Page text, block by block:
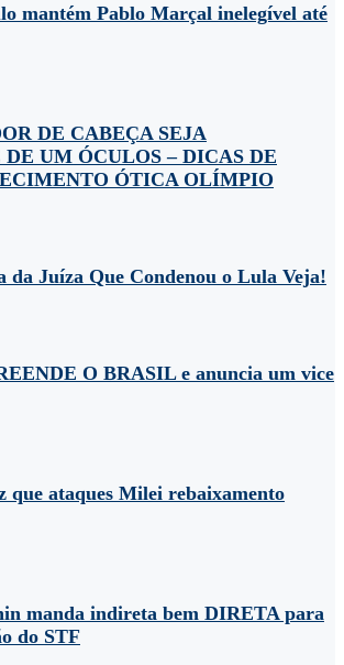
mantém Pablo Marçal inelegível até
DE CABEÇA SEJA
DE UM ÓCULOS – DICAS DE
ÓTICA OLÍMPIO
da Juíza Que Condenou o Lula Veja!
O BRASIL e anuncia um vice
que ataques Milei rebaixamento
manda indireta bem DIRETA para
do STF